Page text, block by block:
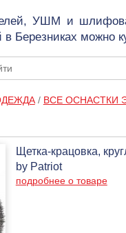
УШМ и
в Березниках можно
/ ВСЕ ОСНАСТКИ
Щетка-крацовка,
by Patriot
подробнее о товаре